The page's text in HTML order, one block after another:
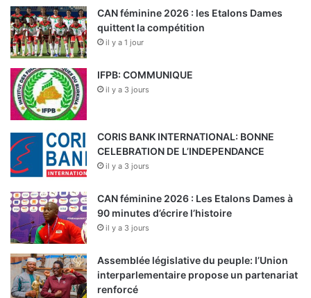
CAN féminine 2026 : les Etalons Dames
quittent la compétition
il y a 1 jour
IFPB: COMMUNIQUE
il y a 3 jours
CORIS BANK INTERNATIONAL: BONNE
CELEBRATION DE L’INDEPENDANCE
il y a 3 jours
CAN féminine 2026 : Les Etalons Dames à
90 minutes d’écrire l’histoire
il y a 3 jours
Assemblée législative du peuple: l’Union
interparlementaire propose un partenariat
renforcé